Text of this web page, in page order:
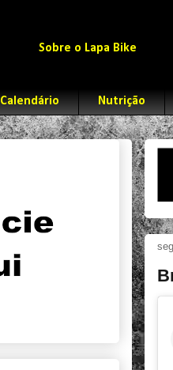
Sobre o Lapa Bike
Calendário Nutrição